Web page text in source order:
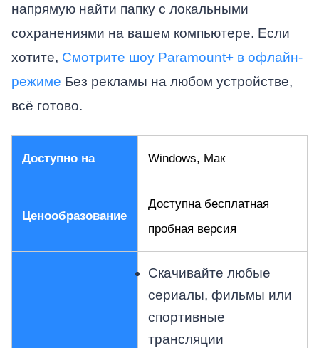
напрямую найти папку с локальными
сохранениями на вашем компьютере. Если
хотите, Смотрите шоу Paramount+ в офлайн-
режиме Без рекламы на любом устройстве,
всё готово.
Доступно на Windows, Мак
Ценообразование
Доступна бесплатная
пробная версия
Скачивайте любые
сериалы, фильмы или
спортивные
трансляции